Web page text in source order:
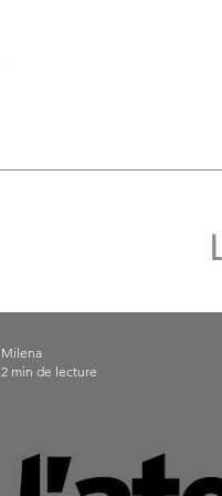
Milena
2 min de lecture